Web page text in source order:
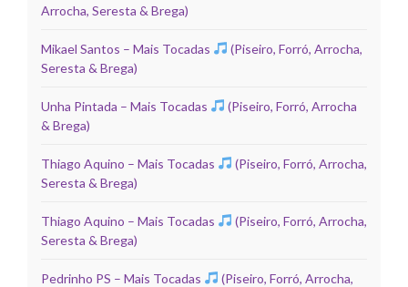
Arrocha, Seresta & Brega)
Mikael Santos – Mais Tocadas
(Piseiro, Forró, Arrocha,
Seresta & Brega)
Unha Pintada – Mais Tocadas
(Piseiro, Forró, Arrocha
& Brega)
Thiago Aquino – Mais Tocadas
(Piseiro, Forró, Arrocha,
Seresta & Brega)
Thiago Aquino – Mais Tocadas
(Piseiro, Forró, Arrocha,
Seresta & Brega)
Pedrinho PS – Mais Tocadas
(Piseiro, Forró, Arrocha,